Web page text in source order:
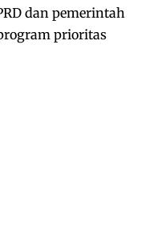
dan pemerintah
prioritas